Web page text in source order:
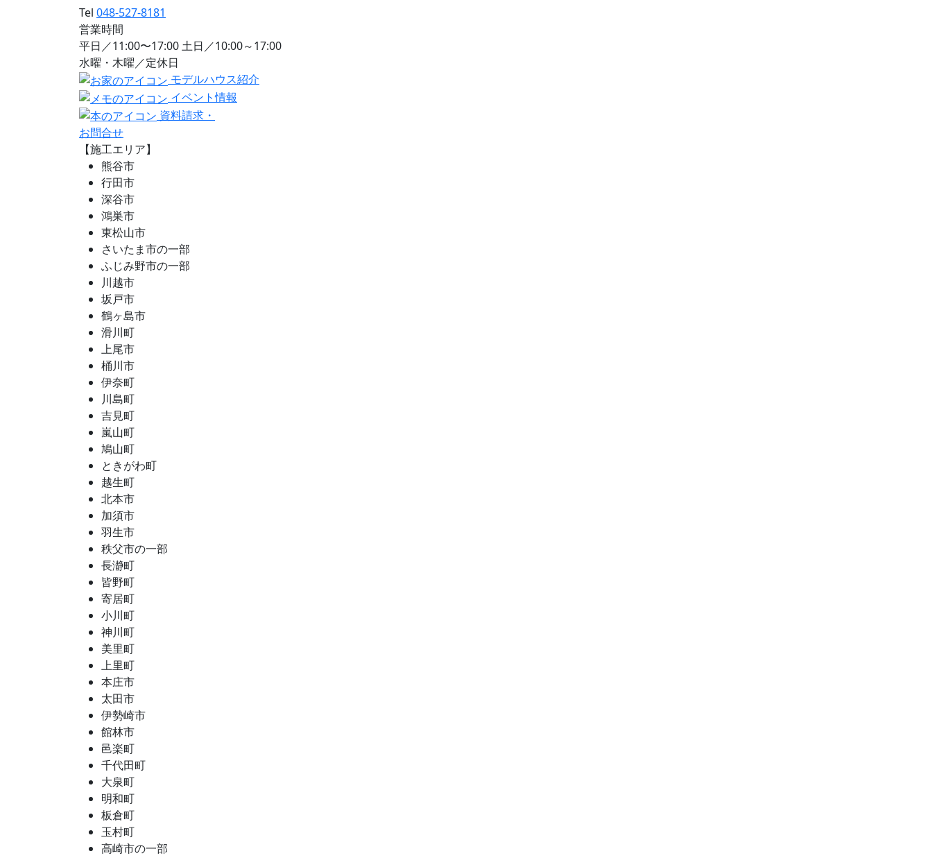
Tel 048-527-8181
営業時間
平日／11:00〜17:00 土日／10:00～17:00
水曜・木曜／定休日
モデルハウス紹介
イベント情報
資料請求・
お問合せ
【施工エリア】
熊谷市
行田市
深谷市
鴻巣市
東松山市
さいたま市の一部
ふじみ野市の一部
川越市
坂戸市
鶴ヶ島市
滑川町
上尾市
桶川市
伊奈町
川島町
吉見町
嵐山町
鳩山町
ときがわ町
越生町
北本市
加須市
羽生市
秩父市の一部
長瀞町
皆野町
寄居町
小川町
神川町
美里町
上里町
本庄市
太田市
伊勢崎市
館林市
邑楽町
千代田町
大泉町
明和町
板倉町
玉村町
高崎市の一部